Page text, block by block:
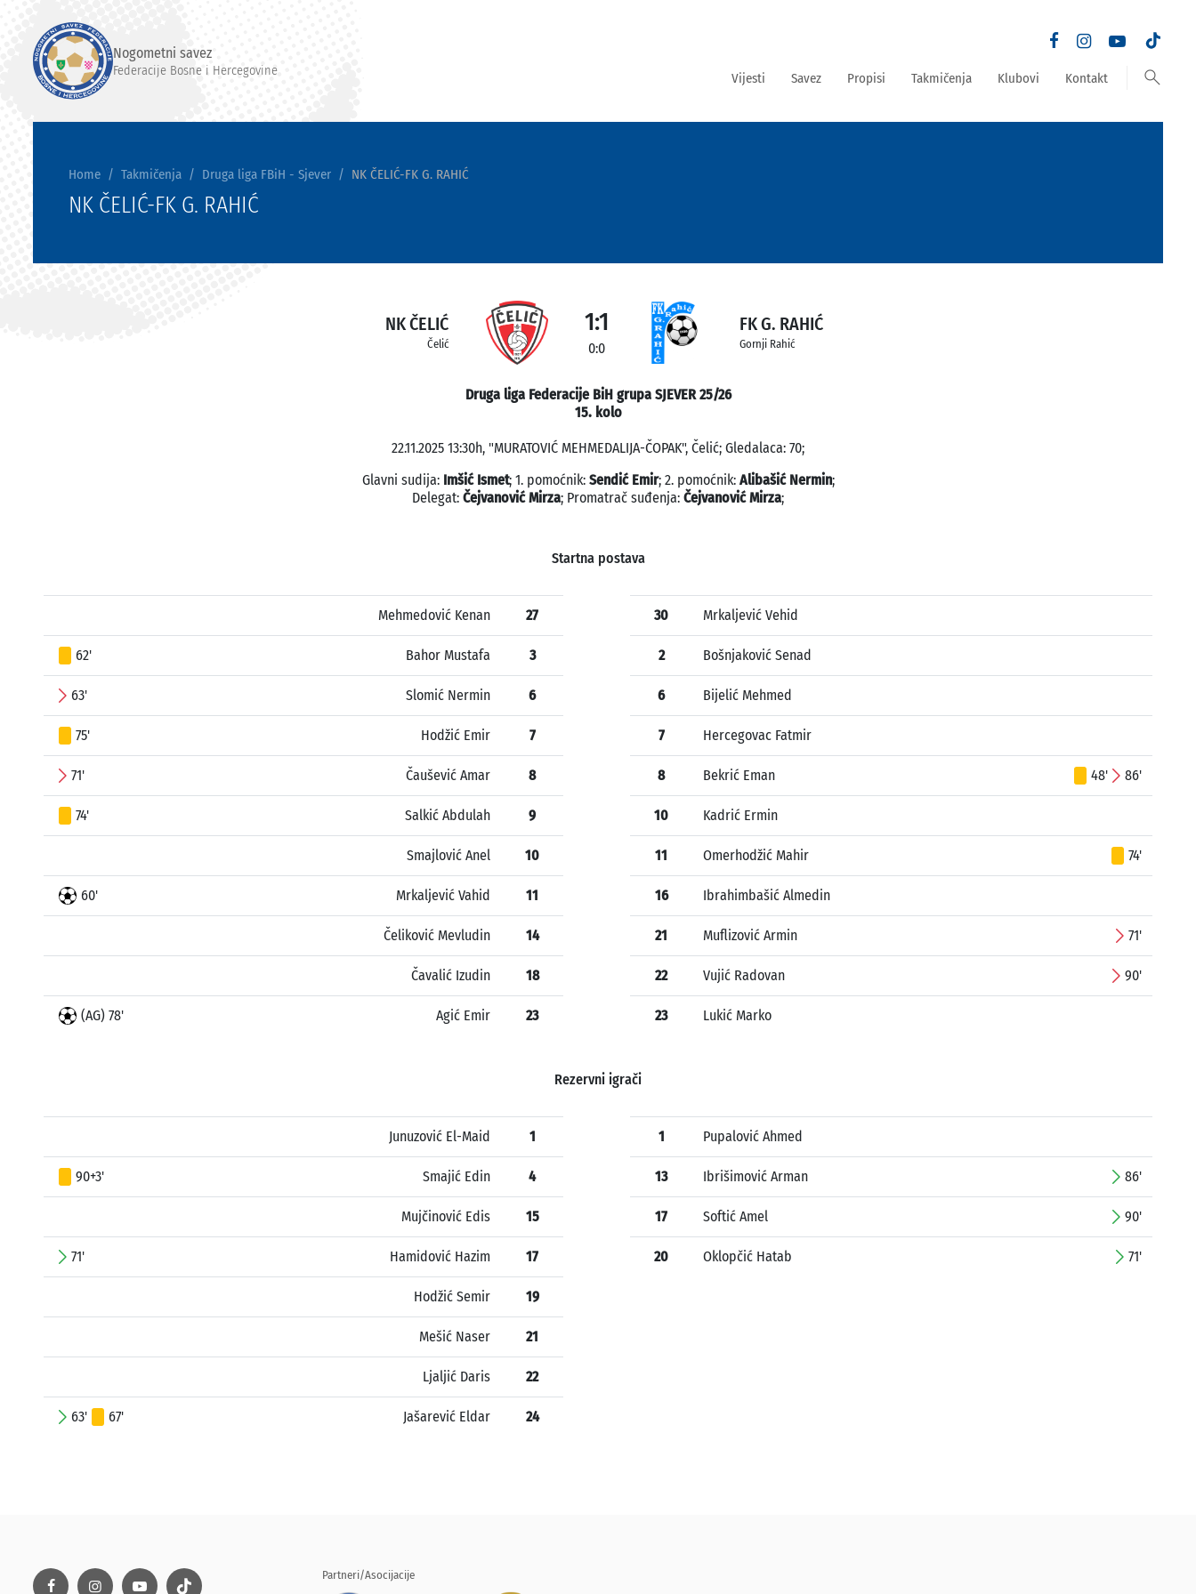
Nogometni savez
Federacije Bosne i Hercegovine Vijesti Savez Propisi Takmičenja Klubovi Kontakt search
Home Takmičenja Druga liga FBiH - Sjever NK ČELIĆ-FK G. RAHIĆ
NK ČELIĆ-FK G. RAHIĆ
NK ČELIĆ
Čelić
1:1
0:0
FK G. RAHIĆ
Gornji Rahić
Druga liga Federacije BiH grupa SJEVER 25/26
15. kolo
22.11.2025 13:30h, "MURATOVIĆ MEHMEDALIJA-ČOPAK", Čelić; Gledalaca: 70;
Glavni sudija: Imšić Ismet; 1. pomoćnik: Sendić Emir; 2. pomoćnik: Alibašić Nermin;
Delegat: Čejvanović Mirza; Promatrač suđenja: Čejvanović Mirza;
Startna postava
Mehmedović Kenan 27
62' Bahor Mustafa 3
63' Slomić Nermin 6
75' Hodžić Emir 7
71' Čaušević Amar 8
74' Salkić Abdulah 9
Smajlović Anel 10
60' Mrkaljević Vahid 11
Čeliković Mevludin 14
Čavalić Izudin 18
(AG) 78' Agić Emir 23
30 Mrkaljević Vehid
2 Bošnjaković Senad
6 Bijelić Mehmed
7 Hercegovac Fatmir
8 Bekrić Eman 48' 86'
10 Kadrić Ermin
11 Omerhodžić Mahir 74'
16 Ibrahimbašić Almedin
21 Muflizović Armin 71'
22 Vujić Radovan 90'
23 Lukić Marko
Rezervni igrači
Junuzović El-Maid 1
90+3' Smajić Edin 4
Mujčinović Edis 15
71' Hamidović Hazim 17
Hodžić Semir 19
Mešić Naser 21
Ljaljić Daris 22
63' 67' Jašarević Eldar 24
1 Pupalović Ahmed
13 Ibrišimović Arman 86'
17 Softić Amel 90'
20 Oklopčić Hatab 71'
Partneri/Asocijacije